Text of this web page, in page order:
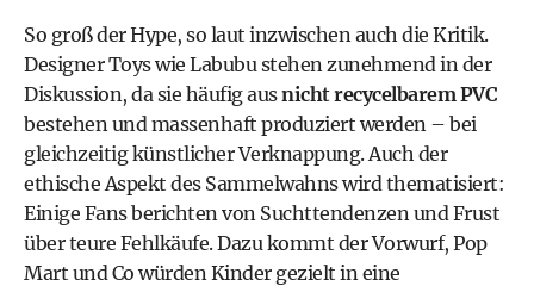
So groß der Hype, so laut inzwischen auch die Kritik.
Designer Toys wie Labubu stehen zunehmend in der
Diskussion, da sie häufig ausnicht recycelbarem PVC
bestehen und massenhaft produziert werden – bei
gleichzeitig künstlicher Verknappung. Auch der
ethische Aspekt des Sammelwahns wird thematisiert:
Einige Fans berichten von Suchttendenzen und Frust
über teure Fehlkäufe. Dazu kommt der Vorwurf, Pop
Mart und Co würden Kinder gezielt in eine